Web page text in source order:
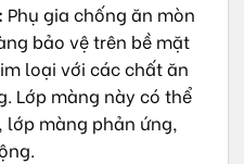
Phụ gia chống ăn mòn
bảo vệ trên bề mặt
loại với các chất ăn
Lớp màng này có thể
màng phản ứng,